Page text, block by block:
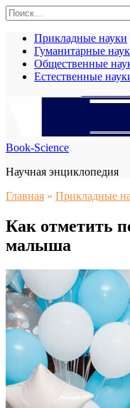
Перейти
к
содержанию
Search
for:
Прикладные науки
Гуманитарные
Общественные
Естественные
Book-Science
Научная энциклопедия
Главная » Прикладные
Как отметить
малыша